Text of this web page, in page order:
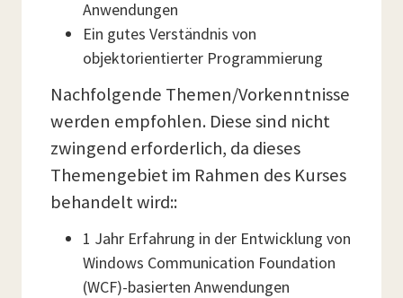
Anwendungen
Ein gutes Verständnis von
objektorientierter Programmierung
Nachfolgende Themen/Vorkenntnisse
werden empfohlen. Diese sind nicht
zwingend erforderlich, da dieses
Themengebiet im Rahmen des Kurses
behandelt wird::
1 Jahr Erfahrung in der Entwicklung von
Windows Communication Foundation
(WCF)-basierten Anwendungen